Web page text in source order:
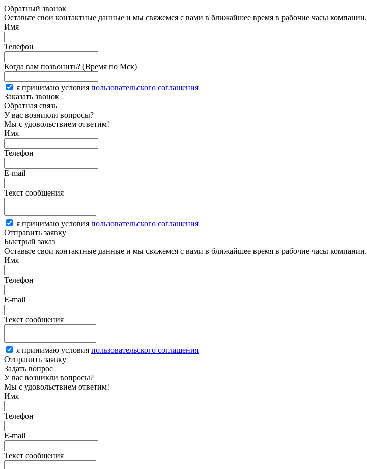
Обратный звонок
Оставьте свои контактные данные и мы свяжемся с вами в ближайшее время в рабочие часы компании.
Имя
Телефон
Когда вам позвонить? (Время по Мск)
я принимаю условия пользовательского соглашения
Заказать звонок
Обратная связь
У вас возникли вопросы?
Мы с удовольствием ответим!
Имя
Телефон
E-mail
Текст сообщения
я принимаю условия пользовательского соглашения
Отправить заявку
Быстрый заказ
Оставьте свои контактные данные и мы свяжемся с вами в ближайшее время в рабочие часы компании.
Имя
Телефон
E-mail
Текст сообщения
я принимаю условия пользовательского соглашения
Отправить заявку
Задать вопрос
У вас возникли вопросы?
Мы с удовольствием ответим!
Имя
Телефон
E-mail
Текст сообщения